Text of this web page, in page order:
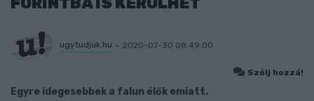
ugytudjuk.hu 2020-07-30 08:49:00
Szólj hozzá!
Egyre idegesebbek a falun élők emiatt.